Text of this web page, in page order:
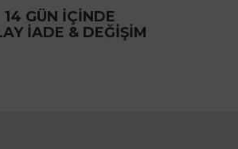
14 GÜN İÇİNDE
İADE & DEĞİŞİM